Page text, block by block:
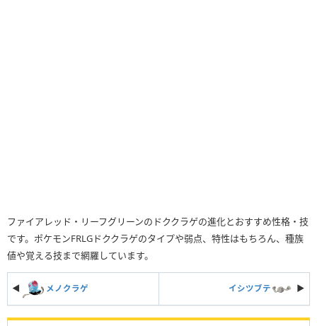
ファイアレッド・リーフグリーンのドククラゲの進化とおすすめ性格・技
です。ポケモンFRLGドククラゲのタイプや弱点、特性はもちろん、種族
値や覚える技まで網羅しています。
◀ メノクラゲ イシツブテ ▶︎